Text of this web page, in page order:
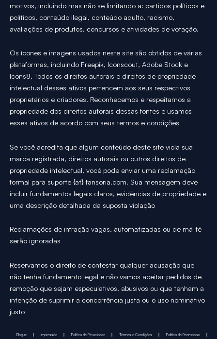
motivos, incluindo mas não se limitando a: partidos políticos e
políticos, conteúdo ilegal, conteúdo adulto, racismo,
avaliações de produtos, concursos e atividades de votação.
Os ícones e imagens usados neste site são obtidos de várias
plataformas, incluindo Freepik, Iconscout, Adobe Stock e
Icons8. Todos os direitos autorais e direitos de propriedade
intelectual desses ativos pertencem aos seus respectivos
proprietários e criadores. Reconhecemos e respeitamos a
propriedade dos direitos autorais dessas fontes e usamos
esses ativos de acordo com seus termos e condições
Se você acredita que algum conteúdo deste site viola sua
marca registrada, direitos autorais ou outros direitos de
propriedade intelectual, você pode enviar uma reclamação
formal para suporte {at} fansoria.com. Sua mensagem deve
incluir fundamentos legais claros, evidências de propriedade e
uma descrição detalhada da suposta violação
Reclamações de infração vagas, automatizadas ou de má-fé
serão ignoradas
Reservamos o direito de contestar qualquer acusação que
não tenha fundamento legal e não vamos aceitar pedidos de
remoção que sejam especulativos, abusivos ou que tenham a
intenção de suprimir a concorrência justa ou o uso nominativo
justo
Blogue Impressão Política de Privacidade Termos e Condições Política de Reembolso